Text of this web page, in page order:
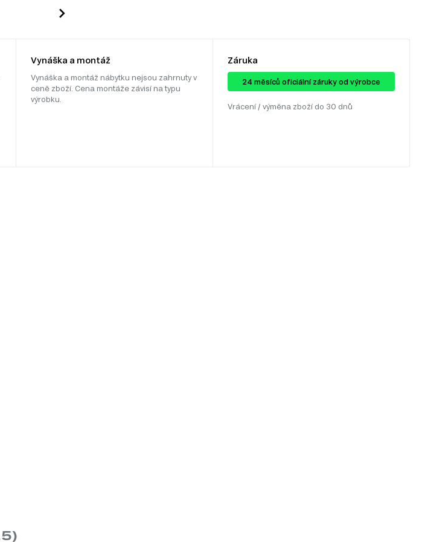
Vynáška a montáž
Vynáška a montáž nábytku nejsou zahrnuty v
ceně zboží. Cena montáže závisí na typu
výrobku.
Záruka
24 ​​​​měsíců oficiální záruky od výrobce
Vrácení / výměna zboží do 30 dnů